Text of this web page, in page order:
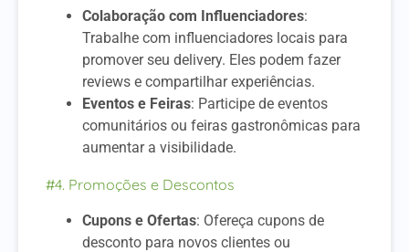
Colaboração com Influenciadores:
Trabalhe com influenciadores locais para
promover seu delivery. Eles podem fazer
reviews e compartilhar experiências.
Eventos e Feiras: Participe de eventos
comunitários ou feiras gastronômicas para
aumentar a visibilidade.
#4. Promoções e Descontos
Cupons e Ofertas: Ofereça cupons de
desconto para novos clientes ou